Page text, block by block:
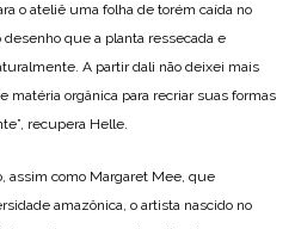
o ateliê uma folha de torém caída no
desenho que a planta ressecada e
A partir dali não deixei mais
matéria orgânica para recriar suas formas
recupera Helle.
assim como Margaret Mee, que
amazônica, o artista nascido no